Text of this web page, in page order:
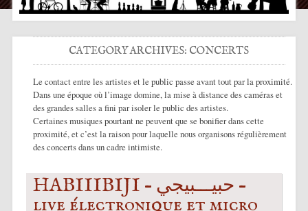
CATEGORY ARCHIVES: CONCERTS
Le contact entre les artistes et le public passe avant tout par la proximité.
Dans une époque où l’image domine, la mise à distance des caméras et
des grandes salles a fini par isoler le public des artistes.
Certaines musiques pourtant ne peuvent que se bonifier dans cette
proximité, et c’est la raison pour laquelle nous organisons régulièrement
des concerts dans un cadre intimiste.
HABIIIBIJI – حبيـــبيجي –
live électronique et micro